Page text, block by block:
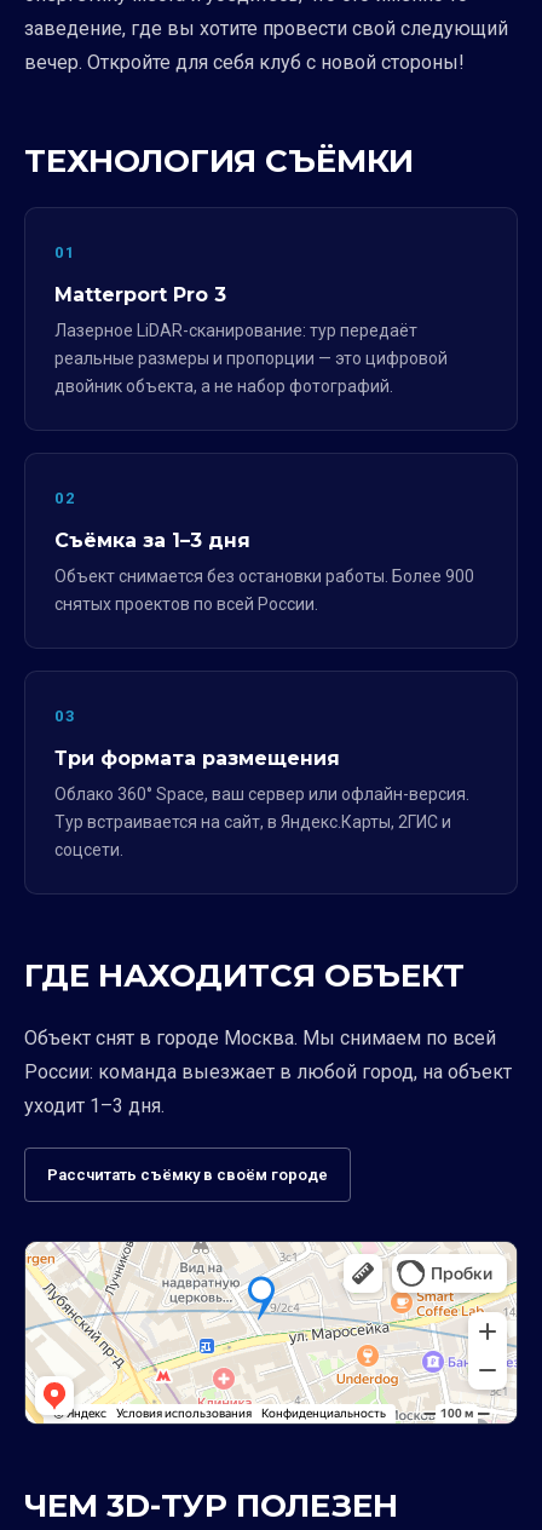
заведение, где вы хотите провести свой следующий
вечер. Откройте для себя клуб с новой стороны!
ТЕХНОЛОГИЯ СЪЁМКИ
01
Matterport Pro 3
Лазерное LiDAR-сканирование: тур передаёт
реальные размеры и пропорции — это цифровой
двойник объекта, а не набор фотографий.
02
Съёмка за 1–3 дня
Объект снимается без остановки работы. Более 900
снятых проектов по всей России.
03
Три формата размещения
Облако 360° Space, ваш сервер или офлайн-версия.
Тур встраивается на сайт, в Яндекс.Карты, 2ГИС и
соцсети.
ГДЕ НАХОДИТСЯ ОБЪЕКТ
Объект снят в городе Москва. Мы снимаем по всей
России: команда выезжает в любой город, на объект
уходит 1–3 дня.
Рассчитать съёмку в своём городе
ЧЕМ 3D-ТУР ПОЛЕЗЕН